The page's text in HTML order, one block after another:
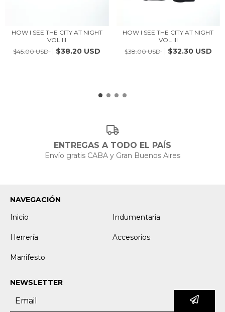
HOW I SEE THE CITY AT NIGHT
VOL III
$45.00 USD
$38.20 USD
HOW I SEE THE CITY AT NIGHT
VOL III
$38.00 USD
$32.30 USD
ENTREGAS A TODO EL PAÍS
Envío gratis CABA y Gran Buenos Aires
NAVEGACIÓN
Inicio
Indumentaria
Herrería Accesorios
Manifesto
NEWSLETTER